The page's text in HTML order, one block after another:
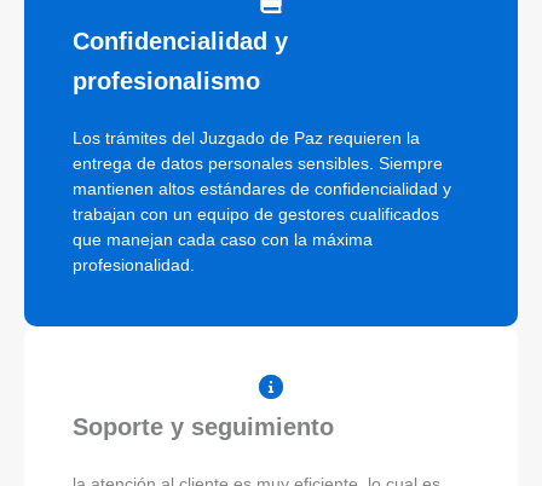
Confidencialidad y
profesionalismo
Los trámites del Juzgado de Paz requieren la
entrega de datos personales sensibles. Siempre
mantienen altos estándares de confidencialidad y
trabajan con un equipo de gestores cualificados
que manejan cada caso con la máxima
profesionalidad.
Soporte y seguimiento